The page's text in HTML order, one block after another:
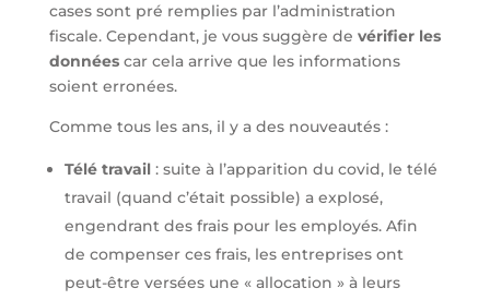
cases sont pré remplies par l’administration
fiscale. Cependant, je vous suggère de vérifier les
donnéescar cela arrive que les informations
soient erronées.
Comme tous les ans, il y a des nouveautés :
Télé travail : suite à l’apparition du covid, le télé
travail (quand c’était possible) a explosé,
engendrant des frais pour les employés. Afin
de compenser ces frais, les entreprises ont
peut-être versées une « allocation » à leurs